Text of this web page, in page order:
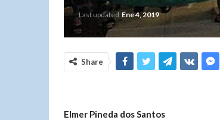
Last updated Ene 4, 2019
Share
Elmer Pineda dos Santos